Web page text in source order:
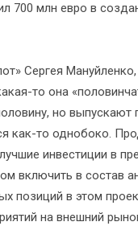
700 млн евро в
Сергея
то она
но выпускают
как-то однобоко.
инвестиции в
включить в состав
позиций в этом
на внешний